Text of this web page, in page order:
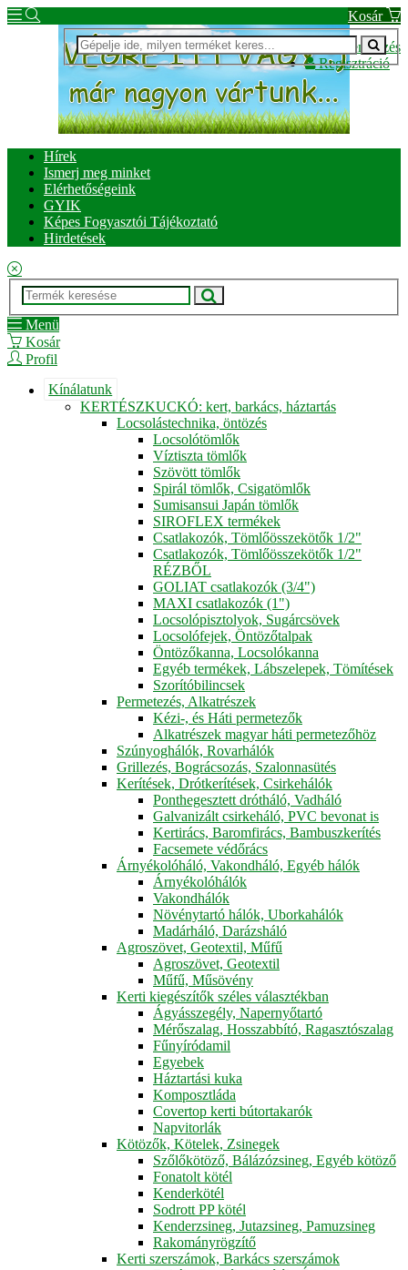
Kosár
Bejelentkezés
Regisztráció
Hírek
Ismerj meg minket
Elérhetőségeink
GYIK
Képes Fogyasztói Tájékoztató
Hirdetések
Menü
Kosár
Profil
Kínálatunk
KERTÉSZKUCKÓ: kert, barkács, háztartás
Locsolástechnika, öntözés
Locsolótömlők
Víztiszta tömlők
Szövött tömlők
Spirál tömlők, Csigatömlők
Sumisansui Japán tömlők
SIROFLEX termékek
Csatlakozók, Tömlőösszekötők 1/2"
Csatlakozók, Tömlőösszekötők 1/2"
RÉZBŐL
GOLIAT csatlakozók (3/4")
MAXI csatlakozók (1")
Locsolópisztolyok, Sugárcsövek
Locsolófejek, Öntözőtalpak
Öntözőkanna, Locsolókanna
Egyéb termékek, Lábszelepek, Tömítések
Szorítóbilincsek
Permetezés, Alkatrészek
Kézi-, és Háti permetezők
Alkatrészek magyar háti permetezőhöz
Szúnyoghálók, Rovarhálók
Grillezés, Bográcsozás, Szalonnasütés
Kerítések, Drótkerítések, Csirkehálók
Ponthegesztett drótháló, Vadháló
Galvanizált csirkeháló, PVC bevonat is
Kertirács, Baromfirács, Bambuszkerítés
Facsemete védőrács
Árnyékolóháló, Vakondháló, Egyéb hálók
Árnyékolóhálók
Vakondhálók
Növénytartó hálók, Uborkahálók
Madárháló, Darázsháló
Agroszövet, Geotextil, Műfű
Agroszövet, Geotextil
Műfű, Műsövény
Kerti kiegészítők széles választékban
Ágyásszegély, Napernyőtartó
Mérőszalag, Hosszabbító, Ragasztószalag
Fűnyíródamil
Egyebek
Háztartási kuka
Komposztláda
Covertop kerti bútortakarók
Napvitorlák
Kötözők, Kötelek, Zsinegek
Szőlőkötöző, Bálázózsineg, Egyéb kötöző
Fonatolt kötél
Kenderkötél
Sodrott PP kötél
Kenderzsineg, Jutazsineg, Pamuzsineg
Rakományrögzítő
Kerti szerszámok, Barkács szerszámok